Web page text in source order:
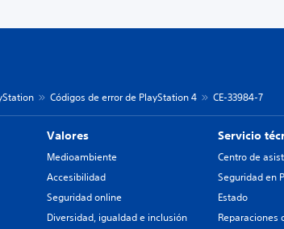
Códigos de error de PlayStation 4 CE-33984-7
Valores
Medioambiente
Accesibilidad
Seguridad online
Diversidad, igualdad e inclusión
Servicio
Centro de
Seguridad en
Estado
Reparaciones